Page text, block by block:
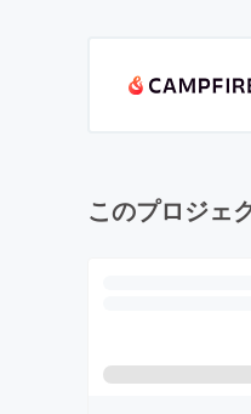
このプロジェ